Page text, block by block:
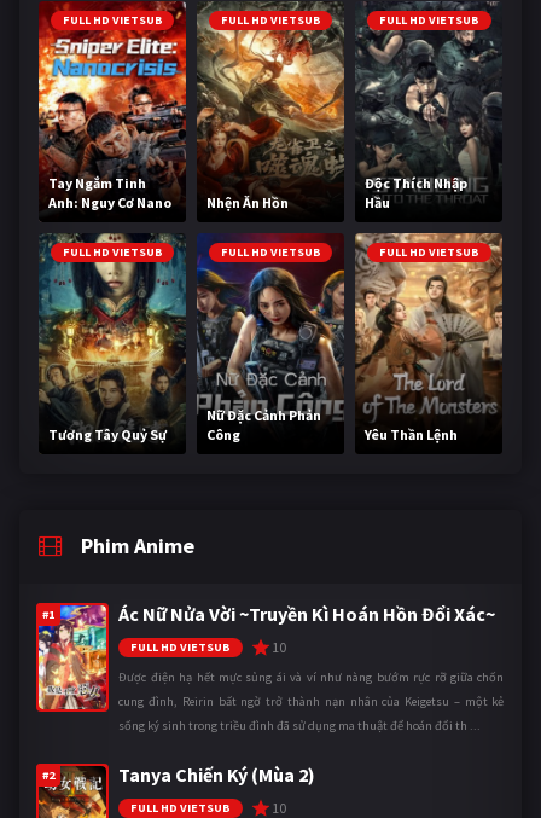
FULL HD VIETSUB
Tay Ngắm Tinh
Anh: Nguy Cơ Nano
FULL HD VIETSUB
Nhện Ăn Hồn
FULL HD VIETSUB
Độc Thích Nhập
Hầu
FULL HD VIETSUB
Tương Tây Quỷ Sự
FULL HD VIETSUB
Nữ Đặc Cảnh Phản
Công
FULL HD VIETSUB
Yêu Thần Lệnh
Phim Anime
#1 Ác Nữ Nửa Vời ~Truyền Kì Hoán Hồn Đổi Xác~
FULL HD VIETSUB 10
Được điện hạ hết mực sủng ái và ví như nàng bướm rực rỡ giữa chốn
cung đình, Reirin bất ngờ trở thành nạn nhân của Keigetsu – một kẻ
sống ký sinh trong triều đình đã sử dụng ma thuật để hoán đổi th ...
#2 Tanya Chiến Ký (Mùa 2)
FULL HD VIETSUB 10